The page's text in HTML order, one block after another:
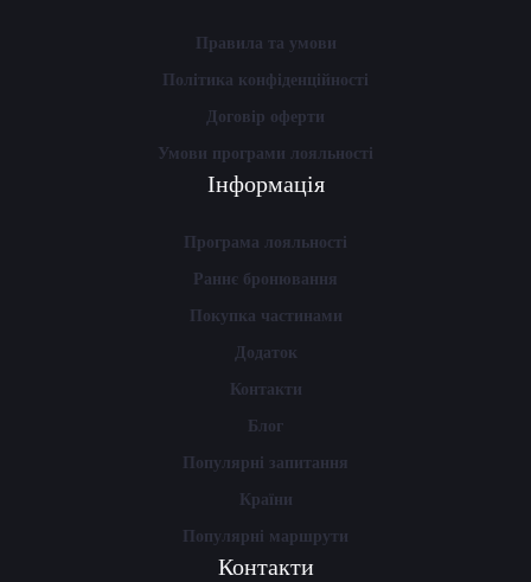
Правила та умови
Політика конфіденційності
Договір оферти
Умови програми лояльності
Інформація
Програма лояльності
Раннє бронювання
Покупка частинами
Додаток
Контакти
Блог
Популярні запитання
Країни
Популярні маршрути
Контакти